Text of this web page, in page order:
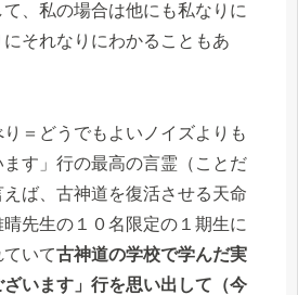
、私の場合は他にも私なりに
それなりにわかることもあ
＝どうでもよいノイズよりも
ます」行の最高の言霊（ことだ
ば、古神道を復活させる天命
先生の１０名限定の１期生に
いて古神道の学校で学んだ実
います」行を思い出して（今